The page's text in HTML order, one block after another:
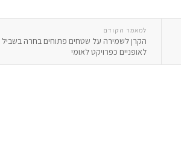
למאמר הקודם
הקרן לשמירה על שטחים פתוחים בחרה בשביל
לאופניים כפרויקט לאומי